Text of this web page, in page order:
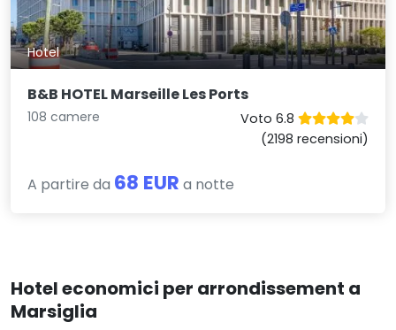
Hotel
B&B HOTEL Marseille Les Ports
108 camere
Voto 6.8
(2198 recensioni)
A partire da 68 EUR a notte
Hotel economici per arrondissement a
Marsiglia